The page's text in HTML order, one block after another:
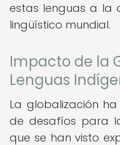
estas lenguas a la
lingüístico mundial.
Impacto de la
Lenguas
La globalización
de desafíos para
que se han visto